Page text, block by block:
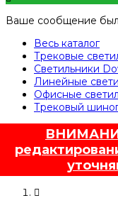
Ваше сообщение
Весь каталог
Трековые
Светильники
Линейные
Офисные
Трековый